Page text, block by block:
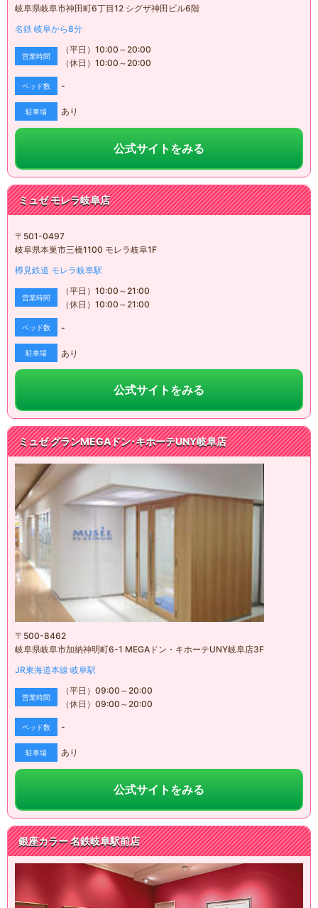
岐阜県岐阜市神田町6丁目12 シグザ神田ビル6階
名鉄 岐阜から8分
営業時間
（平日） 10:00 ～ 20:00
（休日） 10:00 ～ 20:00
ベッド数 -
駐車場 あり
公式サイトをみる
ミュゼモレラ岐阜店
〒 501-0497
岐阜県本巣市三橋1100 モレラ岐阜1F
樽見鉄道 モレラ岐阜駅
営業時間
（平日） 10:00 ～21:00
（休日） 10:00 ～21:00
ベッド数 -
駐車場 あり
公式サイトをみる
ミュゼグランMEGAドン･キホーテUNY岐阜店
〒 500-8462
岐阜県岐阜市加納神明町6-1 MEGAドン・キホーテUNY岐阜店3F
JR東海道本線 岐阜駅
営業時間
（平日） 09:00 ～ 20:00
（休日） 09:00 ～ 20:00
ベッド数 -
駐車場 あり
公式サイトをみる
銀座カラー名鉄岐阜駅前店